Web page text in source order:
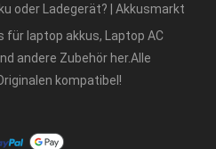
oder Ladegerät? | Akkusmarkt
für laptop akkus, Laptop AC
andere Zubehör her.Alle
kompatibel!